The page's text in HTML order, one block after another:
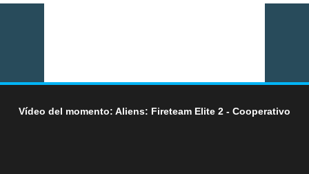
Vídeo del momento: Aliens: Fireteam Elite 2 - Cooperativo